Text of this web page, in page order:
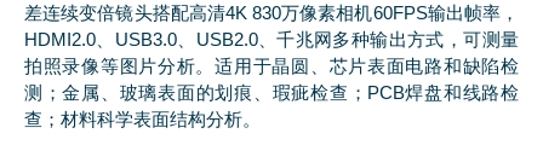
差连续变倍镜头搭配高清4K 830万像素相机60FPS输出帧率，
HDMI2.0、USB3.0、USB2.0、千兆网多种输出方式，可测量
拍照录像等图片分析。适用于晶圆、芯片表面电路和缺陷检
测；金属、玻璃表面的划痕、瑕疵检查；PCB焊盘和线路检
查；材料科学表面结构分析。